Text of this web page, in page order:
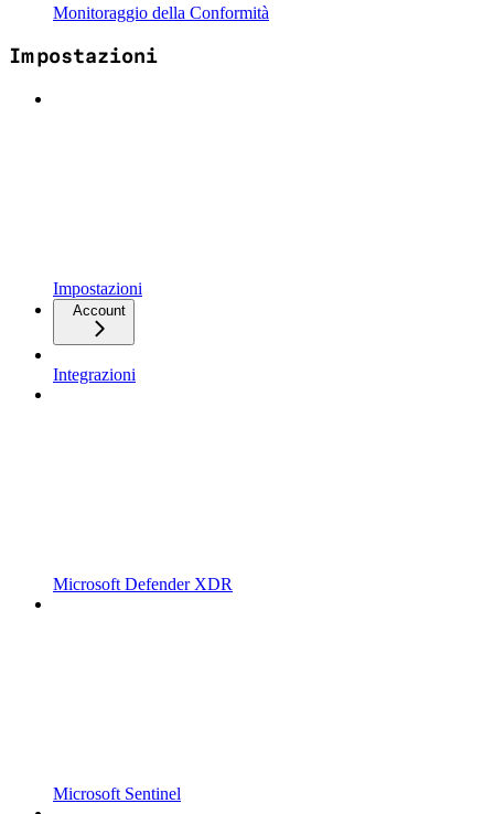
Monitoraggio della Conformità
Impostazioni
Impostazioni
Account
Integrazioni
Microsoft Defender XDR
Microsoft Sentinel